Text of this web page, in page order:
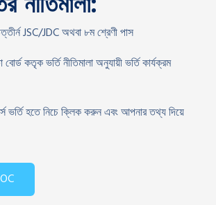
JSC/JDC অথবা ৮ম শ্রেণী পাস
বোর্ড কতৃক ভর্তি নীতিমালা অনুযায়ী ভর্তি কার্যক্রম
ভর্তি হতে নিচে ক্লিক করুন এবং আপনার তথ্য দিয়ে